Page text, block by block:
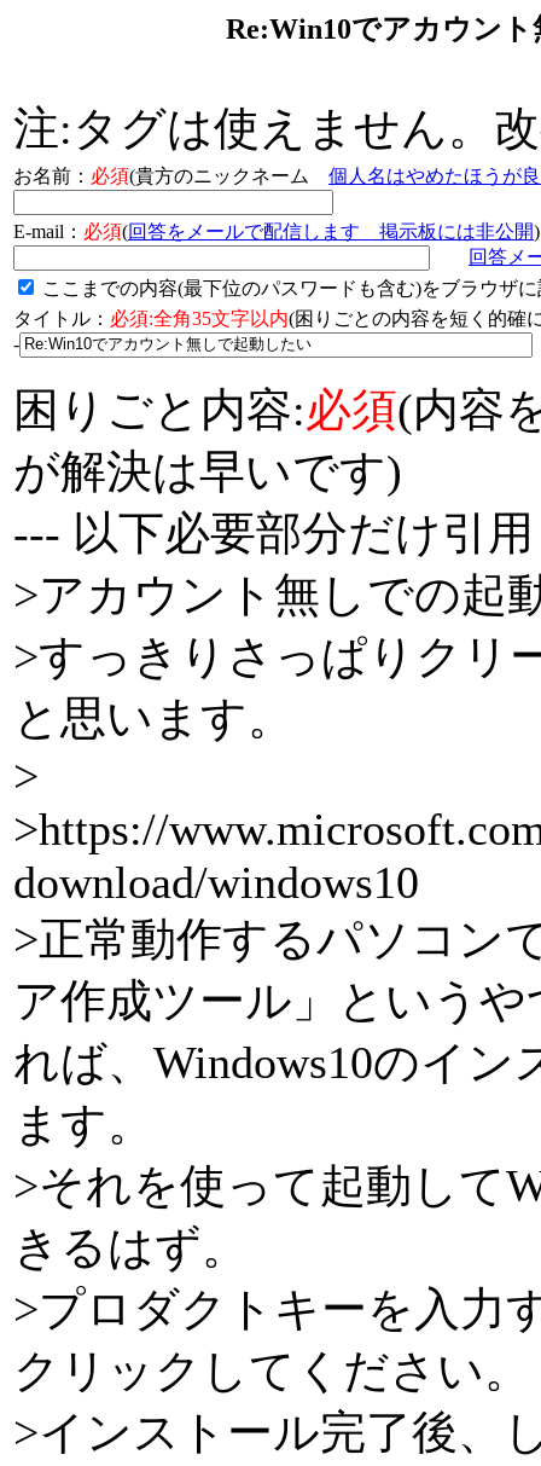
Re:Win10でアカウン
注:タグは使えません。
お名前： 必須(貴方のニックネーム 個人名はやめたほうが
E-mail： 必須(回答をメールで配信します 掲示板には非公開)
回答メ
ここまでの内容(最下位のパスワードも含む)をブラウザ
タイトル： 必須:全角35文字以内(困りごとの内容を短く的
-
困りごと内容:必須(内容
が解決は早いです)
--- 以下必要部分だけ引
>アカウント無しでの起
>すっきりさっぱりクリ
と思います。
>
>https://
download/windows10
>正常動作するパソコン
ア作成ツール」という
れば、Windows10のイ
ます。
>それを使って起動して
きるはず。
>プロダクトキーを入力
クリックしてください。
>インストール完了後、